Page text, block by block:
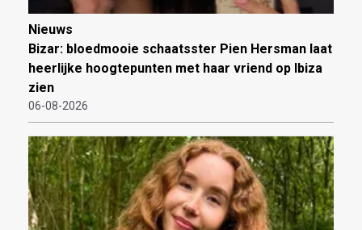
Nieuws
Bizar: bloedmooie schaatsster Pien Hersman laat
heerlijke hoogtepunten met haar vriend op Ibiza
zien
06-08-2026